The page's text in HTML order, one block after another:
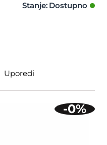
Stanje:
Uporedi
-0%